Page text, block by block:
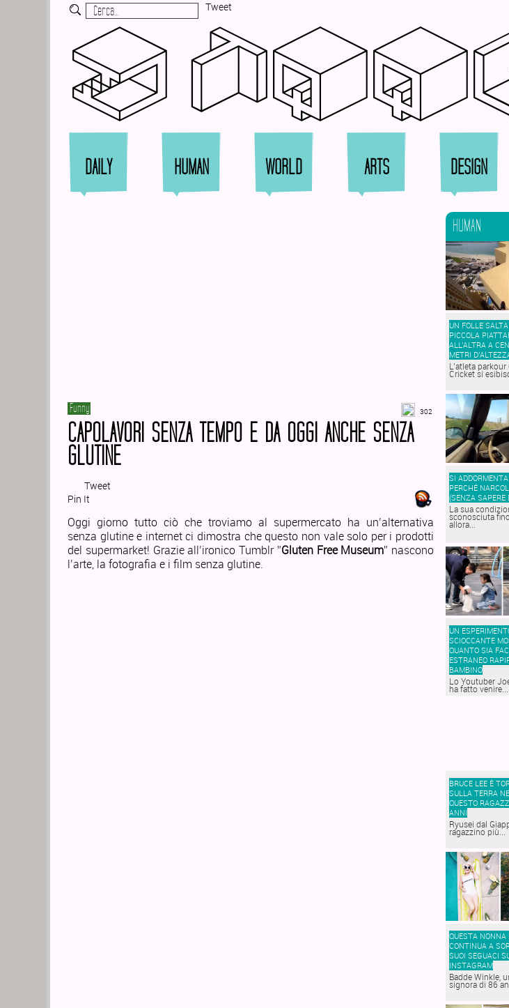
Tweet
DAILY HUMAN WORLD ARTS DESIGN
302
Funny
CAPOLAVORI SENZA TEMPO E DA OGGI ANCHE SENZA
GLUTINE
Tweet
Pin It
Oggi giorno tutto ciò che troviamo al supermercato ha un’alternativa
senza glutine e internet ci dimostra che questo non vale solo per i prodotti
del supermarket! Grazie all’ironico Tumblr ”Gluten Free Museum” nascono
l’arte, la fotografia e i film senza glutine.
HUMAN
UN FOLLE
PICCOLA
ALL’ALTRA A
METRI
L’atleta parkour
Cricket si
SI
PERCHÉ
(SENZA SAPERE
La sua
sconosciuta
allora...
UN
SCIOCCANTE
QUANTO SIA
ESTRANEO
BAMBINO
Lo Youtuber
ha fatto venire...
BRUCE LEE È
SULLA TERRA
QUESTO
ANNI
Ryusei dal
ragazzino più...
QUESTA
CONTINUA A
SUOI SEGUACI
INSTAGRAM
Badde Winkle,
signora di 86